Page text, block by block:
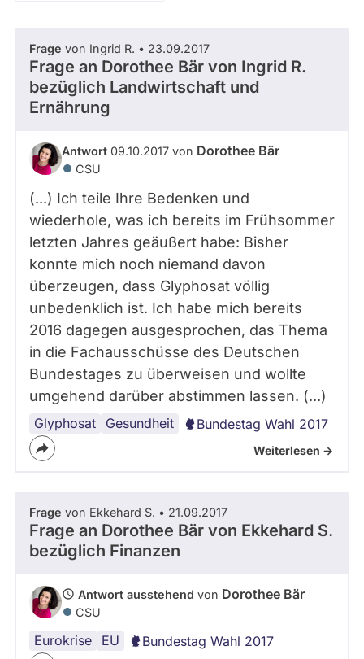
werden
nicht
berücksichtigt.
Thema
- Alle -
Antwort Status
- Alle -
Frage von Ingrid R. • 23.09.2017
Frage an Dorothee Bär von Ingrid R.
bezüglich Landwirtschaft und
Ernährung
Antwort 09.10.2017 von Dorothee Bär
CSU
(...) Ich teile Ihre Bedenken und
wiederhole, was ich bereits im Frühsommer
letzten Jahres geäußert habe: Bisher
konnte mich noch niemand davon
überzeugen, dass Glyphosat völlig
unbedenklich ist. Ich habe mich bereits
2016 dagegen ausgesprochen, das Thema
in die Fachausschüsse des Deutschen
Bundestages zu überweisen und wollte
umgehend darüber abstimmen lassen. (...)
Glyphosat Gesundheit
Landwirtschaft Bundestag Wahl 2017
Weiterlesen ->
Frage von Ekkehard S. • 21.09.2017
Frage an Dorothee Bär von Ekkehard S.
bezüglich Finanzen
Antwort ausstehend von Dorothee Bär
CSU
Eurokrise EU Bundestag Wahl 2017